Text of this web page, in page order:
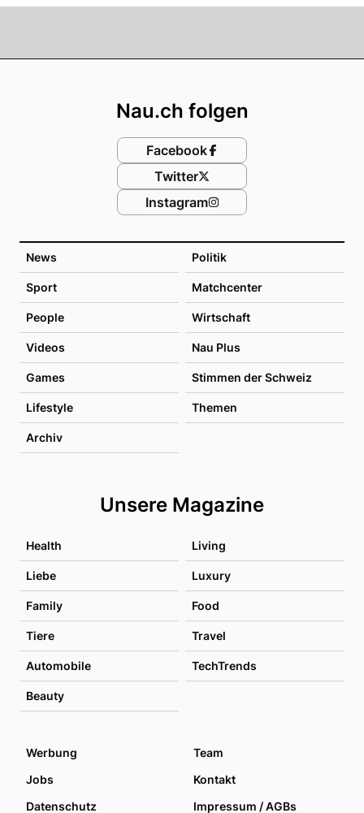
News Politik
Sport Matchcenter
People Wirtschaft
Videos Nau Plus
Games Stimmen der Schweiz
Lifestyle Themen
Archiv
Unsere Magazine
Health Living
Liebe Luxury
Family Food
Tiere Travel
Automobile TechTrends
Beauty
Nau.ch folgen
Facebook
Twitter
Instagram
Werbung
Team
Jobs
Kontakt
Datenschutz
Impressum / AGBs